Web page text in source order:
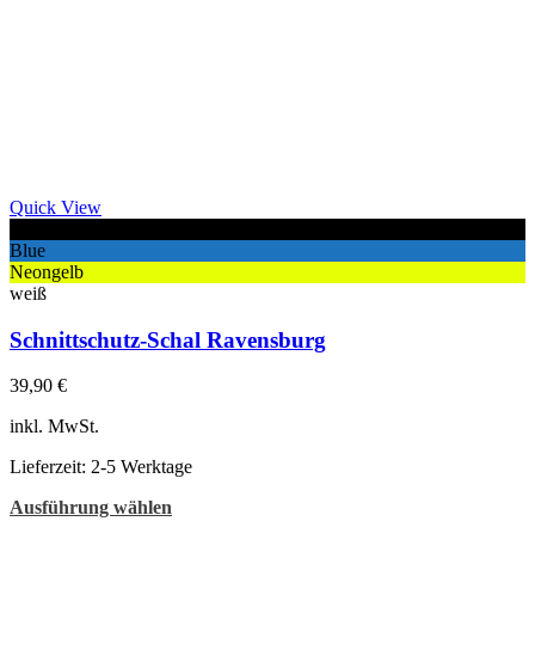
Quick View
Blue
Neongelb
weiß
Schnittschutz-Schal Ravensburg
39,90 €
inkl. MwSt.
Lieferzeit: 2-5 Werktage
Ausführung wählen